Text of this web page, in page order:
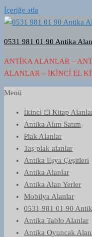
İçeriğe atla
0531 981 01 90 Antika
ANTIKA ALANLAR –
ALANLAR – İKINCI EL
Menü
İkinci El Kitap
Antika Alım Satım
Plak Alanlar
Taş plak alanlar
Antika Eşya Çeşitleri
Antika Alanlar
Antika Alan Yerler
Mobilya Alanlar
0531 981 01 90
Antika Tablo Alanlar
Antika Oyuncak